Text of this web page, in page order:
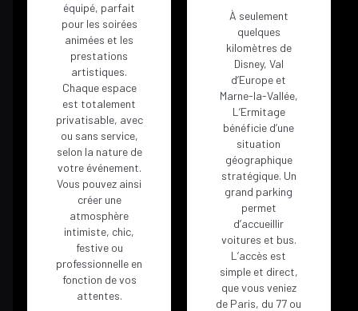
équipé, parfait
pour les soirées
animées et les
prestations
artistiques.
Chaque espace
est totalement
privatisable, avec
ou sans service,
selon la nature de
votre événement.
Vous pouvez ainsi
créer une
atmosphère
intimiste, chic,
festive ou
professionnelle en
fonction de vos
attentes.
À seulement
quelques
kilomètres de
Disney, Val
d’Europe et
Marne-la-Vallée,
L’Ermitage
bénéficie d’une
situation
géographique
stratégique. Un
grand parking
permet
d’accueillir
voitures et bus.
L’accès est
simple et direct,
que vous veniez
de Paris, du 77 ou